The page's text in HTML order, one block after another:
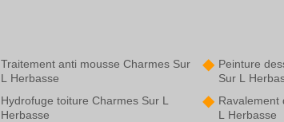
Traitement anti mousse Charmes Sur
L Herbasse
Hydrofuge toiture Charmes Sur L
Herbasse
Peinture
Sur L
Ravalement
L Herbasse